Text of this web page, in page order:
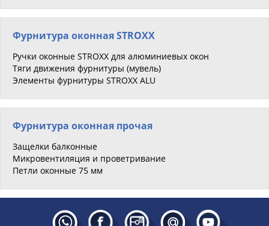
Фурнитура оконная STROXX
Ручки оконные STROXX для алюминиевых окон
Тяги движения фурнитуры (мувель)
Элементы фурнитуры STROXX ALU
Фурнитура оконная прочая
Защелки балконные
Микровентиляция и проветривание
Петли оконные 75 мм